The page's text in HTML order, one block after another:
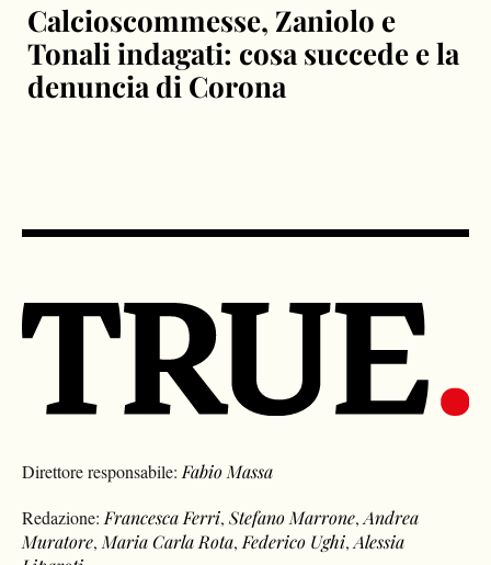
Calcioscommesse, Zaniolo e
Tonali indagati: cosa succede e la
denuncia di Corona
Direttore responsabile: Fabio Massa
Redazione: Francesca Ferri,Stefano Marrone,Andrea
Muratore, Maria Carla Rota, Federico Ughi,Alessia